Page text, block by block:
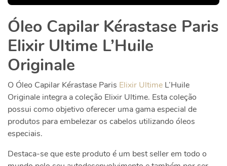
Óleo Capilar Kérastase Paris
Elixir Ultime L’Huile
Originale
O Óleo Capilar Kérastase Paris Elixir Ultime L’Huile
Originale integra a coleção Elixir Ultime. Esta coleção
possui como objetivo oferecer uma gama especial de
produtos para embelezar os cabelos utilizando óleos
especiais.
Destaca-se que este produto é um best seller em todo o